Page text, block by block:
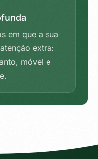
em que a sua
extra:
móvel e